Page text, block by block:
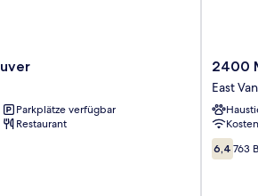
Parkplätze verfügbar
Restaurant
2400
Motel
East
2400
East
6.4
von
6,4 763